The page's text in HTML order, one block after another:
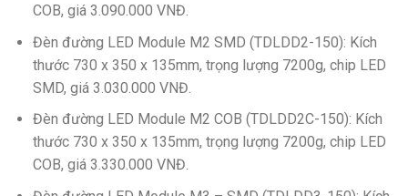
COB, giá 3.090.000 VNĐ.
Đèn đường LED Module M2 SMD (TDLDD2-150): Kích
thước 730 x 350 x 135mm, trọng lượng 7200g, chip LED
SMD, giá 3.030.000 VNĐ.
Đèn đường LED Module M2 COB (TDLDD2C-150): Kích
thước 730 x 350 x 135mm, trọng lượng 7200g, chip LED
COB, giá 3.330.000 VNĐ.